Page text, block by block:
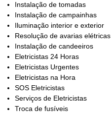
Instalação de tomadas
Instalação de campainhas
Iluminação interior e exterior
Resolução de avarias elétricas
Instalação de candeeiros
Eletricistas 24 Horas
Eletricistas Urgentes
Eletricistas na Hora
SOS Eletricistas
Serviços de Eletricistas
Troca de fusíveis